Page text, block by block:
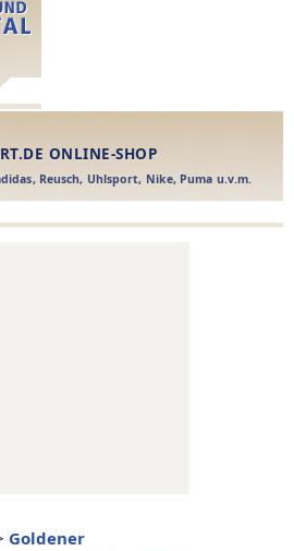
Goldener